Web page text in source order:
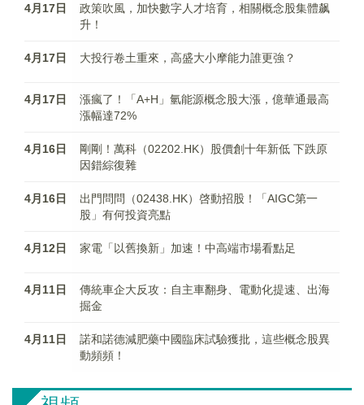
4月17日
政策吹風，加快數字人才培育，相關概念股集體飙
升！
4月17日 大投行卷土重來，高盛大小摩能力誰更強？
4月17日
漲瘋了！「A+H」氫能源概念股大漲，億華通最高
漲幅達72%
4月16日
剛剛！萬科（02202.HK）股價創十年新低 下跌原
因錯綜復雜
4月16日
出門問問（02438.HK）啓動招股！「AIGC第一
股」有何投資亮點
4月12日 家電「以舊換新」加速！中高端市場看點足
4月11日
傳統車企大反攻：自主車翻身、電動化提速、出海
掘金
4月11日
諾和諾德減肥藥中國臨床試驗獲批，這些概念股異
動頻頻！